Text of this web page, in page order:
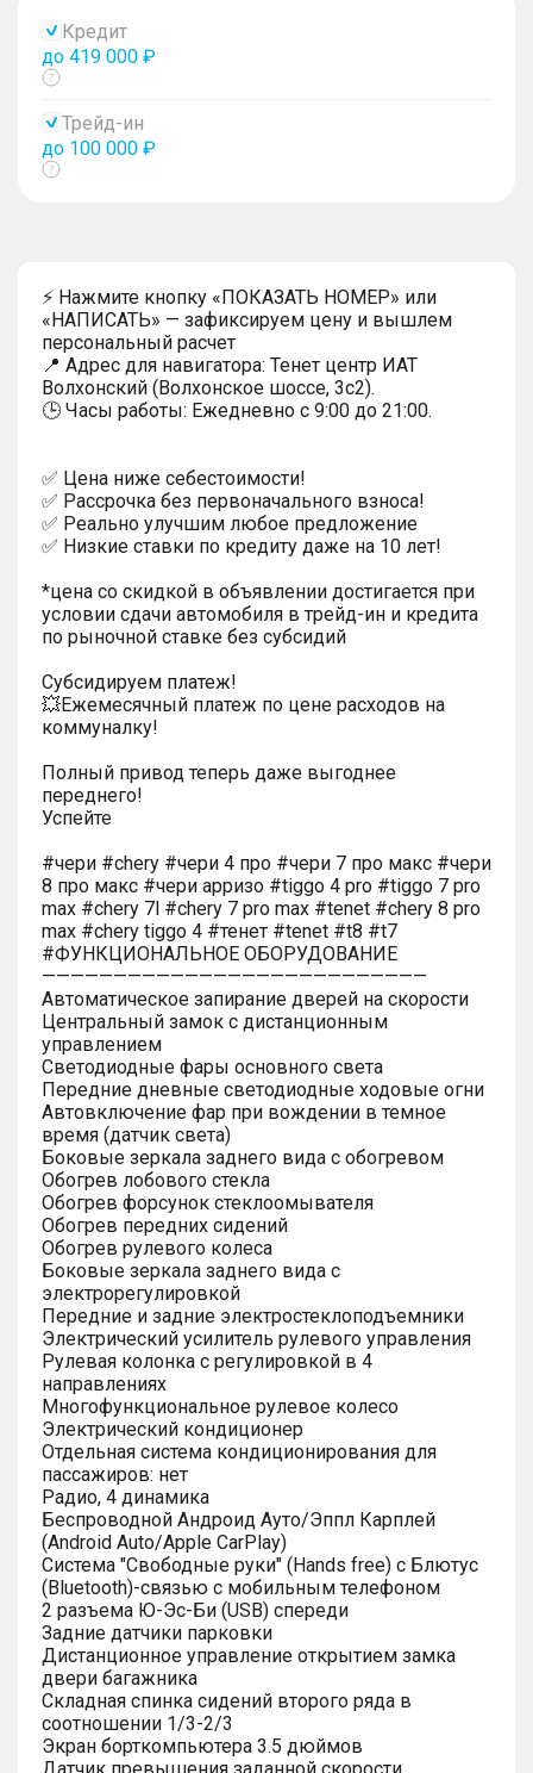
Кредит
до 419 000 ₽
Показать
Трейд-ин
до 100 000 ₽
Показать
⚡ Нажмите кнопку «ПОКАЗАТЬ НОМЕР» или
«НАПИСАТЬ» — зафиксируем цену и вышлем
персональный расчет
📍 Адрес для навигатора: Тенет центр ИАТ
Волхонский (Волхонское шоссе, 3с2).
🕒 Часы работы: Ежедневно с 9:00 до 21:00.
✅ Цена ниже себестоимости!
✅ Рассрочка без первоначального взноса!
✅ Реально улучшим любое предложение
✅ Низкие ставки по кредиту даже на 10 лет!
*цена со скидкой в объявлении достигается при
условии сдачи автомобиля в трейд-ин и кредита
по рыночной ставке без субсидий
Субсидируем платеж!
💥Ежемесячный платеж по цене расходов на
коммуналку!
Полный привод теперь даже выгоднее
переднего!
Успейте
#чери #chery #чери 4 про #чери 7 про макс #чери
8 про макс #чери арризо #tiggo 4 pro #tiggo 7 pro
max #chery 7l #chery 7 pro max #tenet #chery 8 pro
max #chery tiggo 4 #тенет #tenet #t8 #t7
#ФУНКЦИОНАЛЬНОЕ ОБОРУДОВАНИЕ
———————————————————————————
Автоматическое запирание дверей на скорости
Центральный замок с дистанционным
управлением
Светодиодные фары основного света
Передние дневные светодиодные ходовые огни
Автовключение фар при вождении в темное
время (датчик света)
Боковые зеркала заднего вида с обогревом
Обогрев лобового стекла
Обогрев форсунок стеклоомывателя
Обогрев передних сидений
Обогрев рулевого колеса
Боковые зеркала заднего вида с
электрорегулировкой
Передние и задние электростеклоподъемники
Электрический усилитель рулевого управления
Рулевая колонка с регулировкой в 4
направлениях
Многофункциональное рулевое колесо
Электрический кондиционер
Отдельная система кондиционирования для
пассажиров: нет
Радио, 4 динамика
Беспроводной Андроид Ауто/Эппл Карплей
(Android Auto/Apple CarPlay)
Система "Свободные руки" (Hands free) с Блютус
(Bluetooth)-связью с мобильным телефоном
2 разъема Ю-Эс-Би (USB) спереди
Задние датчики парковки
Дистанционное управление открытием замка
двери багажника
Складная спинка сидений второго ряда в
соотношении 1/3-2/3
Экран борткомпьютера 3.5 дюймов
Датчик превышения заданной скорости